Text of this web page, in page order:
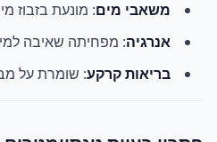
משאבי מים: מונעת בזבוז
אנרגיה: מפחיתה שאיבה
בריאות קרקע: שומרת על